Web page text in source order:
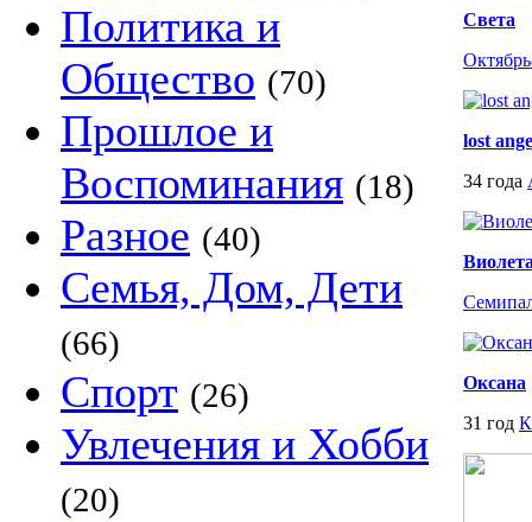
Политика и
Общество (70)
Прошлое и
Воспоминания (18)
Разное (40)
Семья, Дом, Дети
(66)
Спорт (26)
Увлечения и Хобби
(20)
Света
lost
34 года
Оксана
31 год